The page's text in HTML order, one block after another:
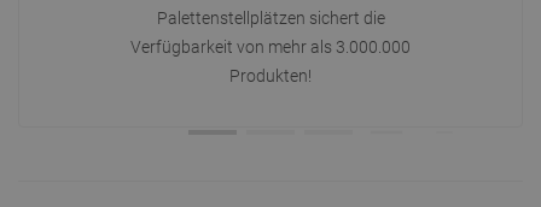
Palettenstellplätzen sichert die
Verfügbarkeit von mehr als 3.000.000
Produkten!